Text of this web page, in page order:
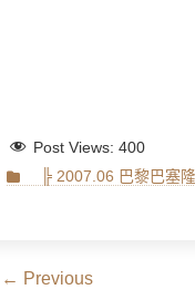
Post Views: 400
Categories
╠ 2007.06 巴黎巴塞
文
← Previous